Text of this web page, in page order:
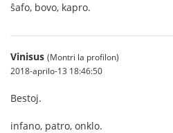
ŝafo, bovo, kapro.
Vinisus (Montri la profilon)
2018-aprilo-13 18:46:50
Bestoj.
infano, patro, onklo.